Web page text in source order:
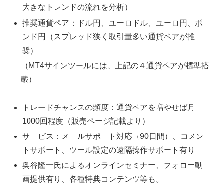
大きなトレンドの流れを分析）
推奨通貨ペア：ドル円、ユーロドル、ユーロ円、ポ
ンド円（スプレッド狭く取引量多い通貨ペアが推
奨）
（MT4サインツールには、上記の４通貨ペアが標準搭
載）
トレードチャンスの頻度：通貨ペアを増やせば月
1000回程度（販売ページ記載より）
サービス：メールサポート対応（90日間）、コメン
トサポート、ツール設定の遠隔操作サポート有り
奥谷隆一氏によるオンラインセミナー、フォロー動
画提供有り、各種特典コンテンツ等も。